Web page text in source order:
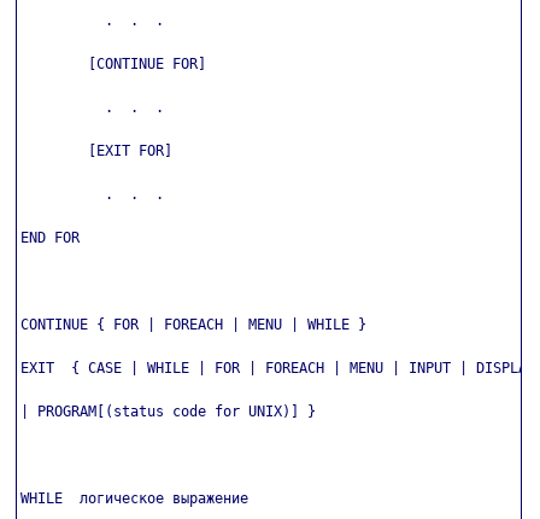
          .  .  .
        [CONTINUE FOR]
          .  .  .
        [EXIT FOR]
          .  .  .
END FOR
CONTINUE { FOR | FOREACH | MENU | WHILE }
EXIT  { CASE | WHILE | FOR | FOREACH | MENU | INPUT | DISPLAY
| PROGRAM[(status code for UNIX)] }
WHILE  логическое выражение